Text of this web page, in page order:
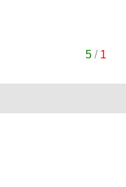
5/ 1